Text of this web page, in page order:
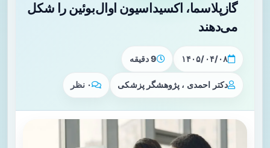
گازپلاسما، اکسیداسیون اوال‌بوئین را شکل
می‌دهند
۱۴۰۵/۰۴/۰۸ 9 دقیقه
دکتر احمدی ، پژوهشگر پزشکی ۰ نظر